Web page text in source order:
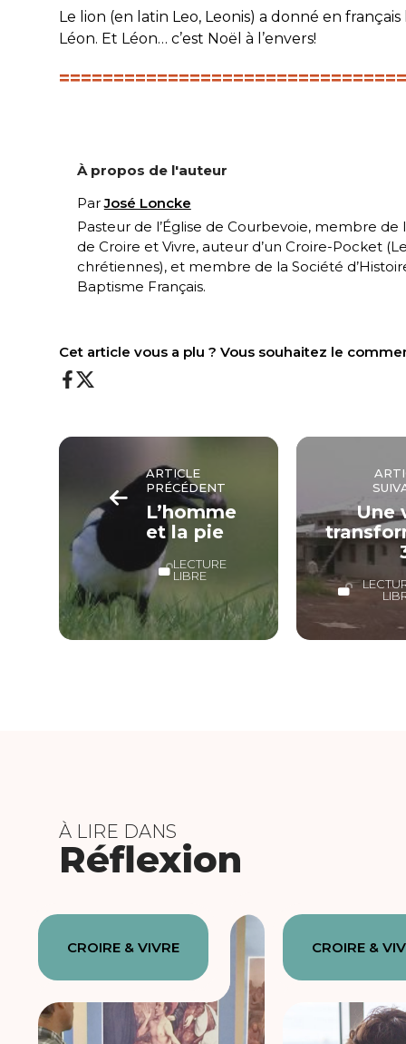
Le lion (en latin Leo, Leonis) a donné en
Léon. Et Léon… c’est Noël à l’envers!
À propos de l'auteur
ParJosé Loncke
Pasteur de l’Église de Courbevoie, membre de
de Croire et Vivre, auteur d’un Croire-Pocket (
chrétiennes), et membre de la Société
Baptisme Français.
Cet article vous a plu ? Vous souhaitez le
ARTICLE
PRÉCÉDENT
L’homme
et la pie
LECTURE
LIBRE
Une
À LIRE DANS
Réflexion
CROIRE & VIVRE CROIRE &